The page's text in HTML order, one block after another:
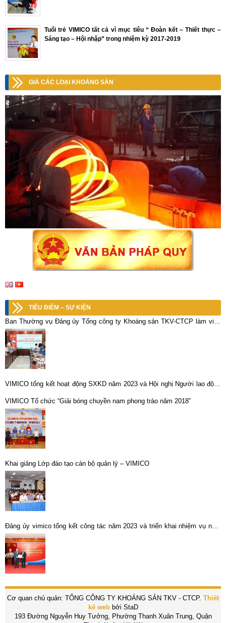
Tuổi trẻ VIMICO tất cả vì mục tiêu “ Đoàn kết – Thiết thực –
Sáng tạo – Hội nhập” trong nhiệm kỳ 2017-2019
GIÁ CÁC LOẠI KHOÁNG SẢN
TIÊU ĐIỂM – SỰ KIỆN
Ban Thường vụ Đảng ủy Tổng công ty Khoáng sản TKV-CTCP làm việc
với các tổ chức chính trị – xã hội
VIMICO tổng kết hoạt động SXKD năm 2023 và Hội nghị Người lao động
VIMICO Tổ chức “Giải bóng chuyền nam phong trào năm 2018”
Khai giảng Lớp đào tạo cán bộ quản lý – VIMICO
Đảng ủy vimico tổng kết công tác năm 2023 và triển khai nhiệm vụ năm
2024.
Cơ quan chủ quản: TỔNG CÔNG TY KHOÁNG SẢN TKV - CTCP. Thiết
kế webbởi StaD
193 Đường Nguyễn Huy Tưởng, Phường Thanh Xuân Trung, Quận